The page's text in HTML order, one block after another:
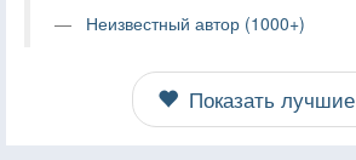
Неизвестный автор (1000+)
Показать лучшие